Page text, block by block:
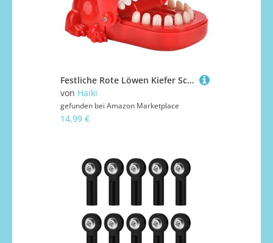
Festliche Rote Löwen Kiefer Schnappen Knebel Geschenk Sicheres Weiches Plastikdesign Kulturparty Überraschung Awakening Löwen Beißen Handstreich
von Haiki
gefunden bei Amazon Marketplace
14,99 €